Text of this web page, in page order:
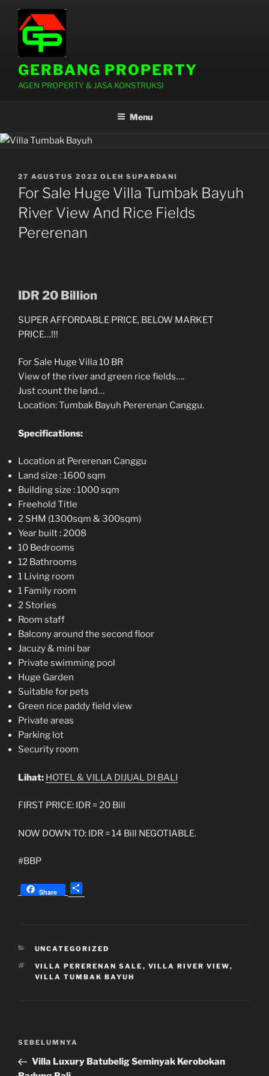
Lompat
konten
GERBANG PROPERTY
AGEN PROPERTY & JASA KONSTRUKSI
Menu
DIPOSKAN
PADA
27 AGUSTUS 2022 OLEH SUPARDANI
For Sale Huge Villa Tumbak Bayuh
River View And Rice Fields
Pererenan
IDR 20 Billion
SUPER AFFORDABLE PRICE, BELOW MARKET
PRICE…!!!
For Sale Huge Villa 10 BR
View of the river and green rice fields….
Just count the land…
Location: Tumbak Bayuh Pererenan Canggu.
Specifications:
Location at Pererenan Canggu
Land size : 1600 sqm
Building size : 1000 sqm
Freehold Title
2 SHM (1300sqm & 300sqm)
Year built : 2008
10 Bedrooms
12 Bathrooms
1 Living room
1 Family room
2 Stories
Room staff
Balcony around the second floor
Jacuzy & mini bar
Private swimming pool
Huge Garden
Suitable for pets
Green rice paddy field view
Private areas
Parking lot
Security room
Lihat: HOTEL & VILLA DIJUAL DI BALI
FIRST PRICE: IDR = 20 Bill
NOW DOWN TO: IDR = 14 Bill NEGOTIABLE.
#BBP
Share
h
KATEGORI
UNCATEGORIZED
TAG
VILLA PERERENAN SALE , VILLA RIVER VIEW,
VILLA TUMBAK BAYUH
Navigasi
Pos
Sebelumnya
SEBELUMNYA
Villa Luxury Batubelig Seminyak Kerobokan